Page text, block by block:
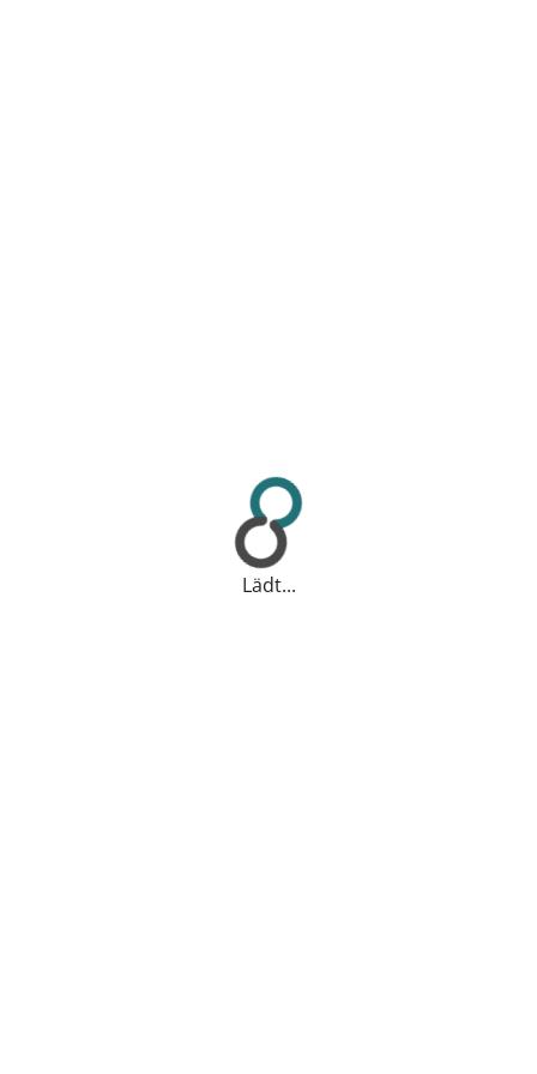
Lädt...